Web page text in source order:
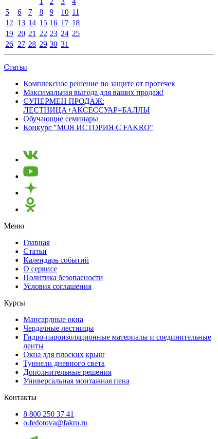
5
6 7 8 9 10 11
12
13 14 15 16 17 18
19 20 21 22 23 24 25
26 27 28 29 30 31
Статьи
Комплексное решение по защите от протечек
Максимальная выгода для ваших продаж!
СУПЕРМЕН ПРОДАЖ:
ЛЕСТНИЦА+АКСЕССУАР=БАЛЛЫ
Обучающие семинары
Конкурс "МОЯ ИСТОРИЯ С FAKRO"
Меню
Главная
Статьи
Календарь событий
О сервисе
Политика безопасности
Условия соглашения
Курсы
Мансардные окна
Чердачные лестницы
Гидро-пароизоляционные материалы и соединительные
ленты
Окна для плоских крыш
Туннели дневного света
Дополнительные решения
Универсальная монтажная пена
Контакты
8 800 250 37 41
o.fedotova@fakro.ru